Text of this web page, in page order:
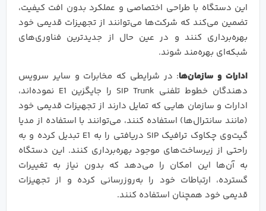
این دستگاه با طراحی اختصاصی و عملکرد بدون افت کیفیت،
تضمین می‌کند که شرکت‌ها می‌توانند از تجهیزات قدیمی خود
بهره‌برداری کنند و در عین حال از جدیدترین فناوری‌های
شبکه‌ای بهره‌مند شوند.
ادارات و سازمان‌ها: در شرایطی که مخابرات و سایر سرویس
دهندگان خطوط تلفنی SIP Trunk را جایگزین E1 نموده‌اند،
ادارات و سازمان‌ هایی که تمایل دارند از تجهیزات قدیمی خود
(مانند سانترال‌ها) استفاده کنند، می‌توانند با استفاده از مدیا
گیت‌وی چکاوک ترافیک SIP دریافتی را به E1 تبدیل کرده و به‌
راحتی از زیرساخت‌های موجود بهره‌برداری کنند. این دستگاه
به آن‌ها این امکان را می‌دهد که بدون نیاز به تغییرات
گسترده، ارتباطات خود را به‌روزرسانی کرده و از تجهیزات
قدیمی خود همچنان استفاده کنند.